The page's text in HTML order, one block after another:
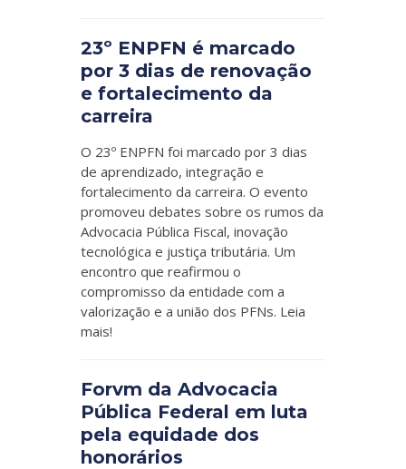
23º ENPFN é marcado
por 3 dias de renovação
e fortalecimento da
carreira
O 23º ENPFN foi marcado por 3 dias
de aprendizado, integração e
fortalecimento da carreira. O evento
promoveu debates sobre os rumos da
Advocacia Pública Fiscal, inovação
tecnológica e justiça tributária. Um
encontro que reafirmou o
compromisso da entidade com a
valorização e a união dos PFNs. Leia
mais!
Forvm da Advocacia
Pública Federal em luta
pela equidade dos
honorários